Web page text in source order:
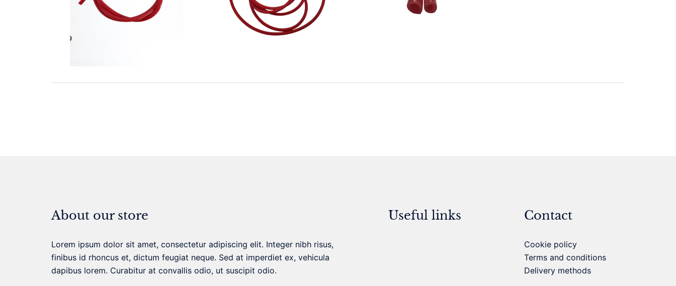
About our store
Lorem ipsum dolor sit amet, consectetur adipiscing elit. Integer nibh risus,
finibus id rhoncus et, dictum feugiat neque. Sed at imperdiet ex, vehicula
dapibus lorem. Curabitur at convallis odio, ut suscipit odio.
Useful links Contact
Cookie policy
Terms and conditions
Delivery methods